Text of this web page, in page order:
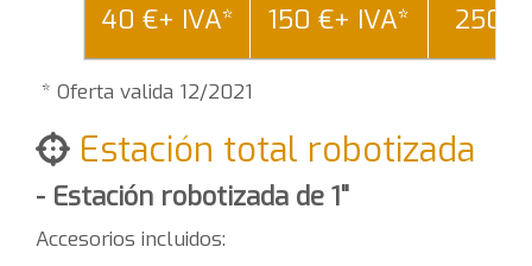
40 €+ IVA*
150 €+ IVA*
250
* Oferta valida 12/2021
Estación total robotizada
- Estación robotizada de 1"
Accesorios incluidos: